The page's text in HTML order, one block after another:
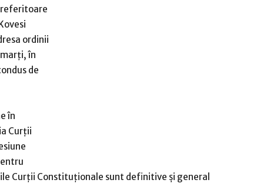
referitoare
ordinii
în
de
în
Curţii
Curţii Constituţionale sunt definitive şi general